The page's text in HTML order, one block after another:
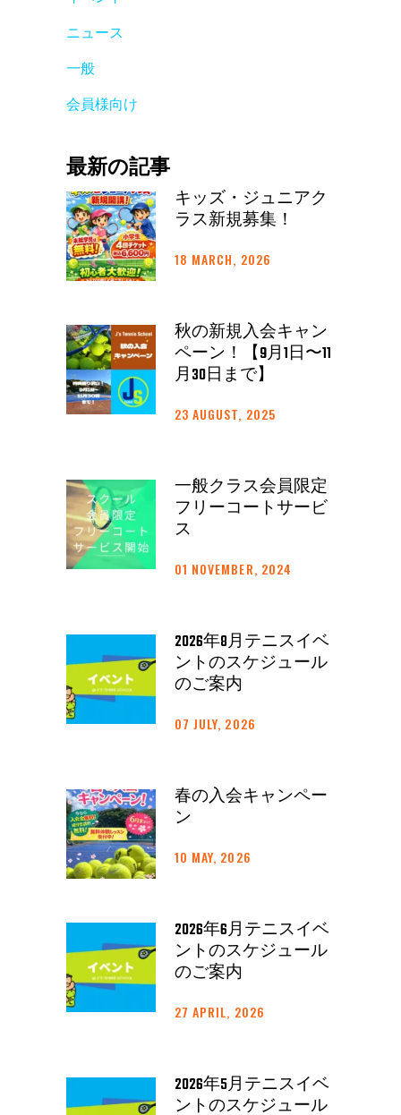
ニュース
一般
会員様向け
最新の記事
キッズ・ジュニアク
ラス新規募集！
18 MARCH, 2026
秋の新規入会キャン
ペーン！【9月1日〜11
月30日まで】
23 AUGUST, 2025
一般クラス会員限定
フリーコートサービ
ス
01 NOVEMBER, 2024
2026年8月テニスイベ
ントのスケジュール
のご案内
07 JULY, 2026
春の入会キャンペー
ン
10 MAY, 2026
2026年6月テニスイベ
ントのスケジュール
のご案内
27 APRIL, 2026
2026年5月テニスイベ
ントのスケジュール